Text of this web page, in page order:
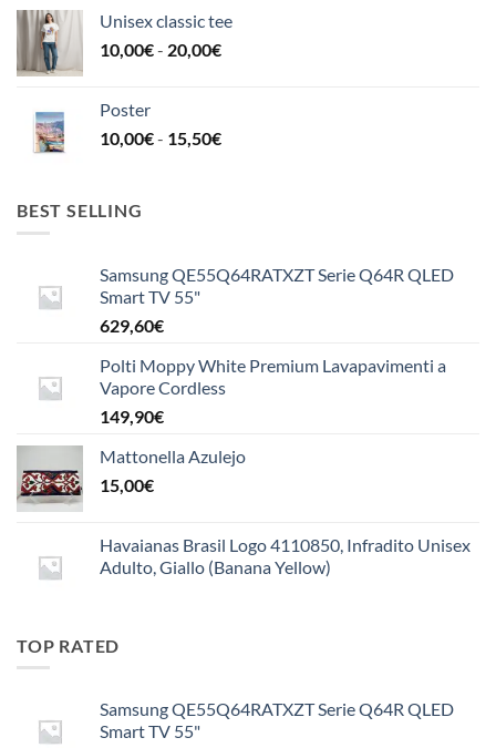
Unisex classic tee
10,00€- 20,00€Fascia
10,00€
Poster
10,00€- 15,50€Fascia
15,50€
BEST SELLING
Samsung QE55Q64RATXZT Serie Q64R QLED
Smart TV 55"
629,60€
Polti Moppy White Premium Lavapavimenti a
Vapore Cordless
149,90€
Mattonella Azulejo
15,00€
Havaianas Brasil Logo 4110850, Infradito Unisex
Adulto, Giallo (Banana Yellow)
TOP RATED
Samsung QE55Q64RATXZT Serie Q64R QLED
Smart TV 55"